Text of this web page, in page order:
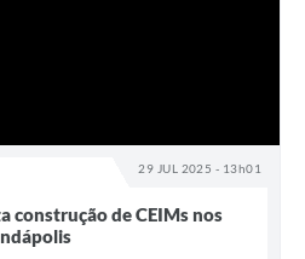
29 JUL 2025 - 13h01
construção de CEIMs nos